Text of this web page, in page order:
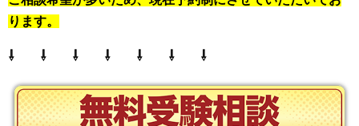
ります。
⇩ ⇩ ⇩ ⇩ ⇩ ⇩ ⇩